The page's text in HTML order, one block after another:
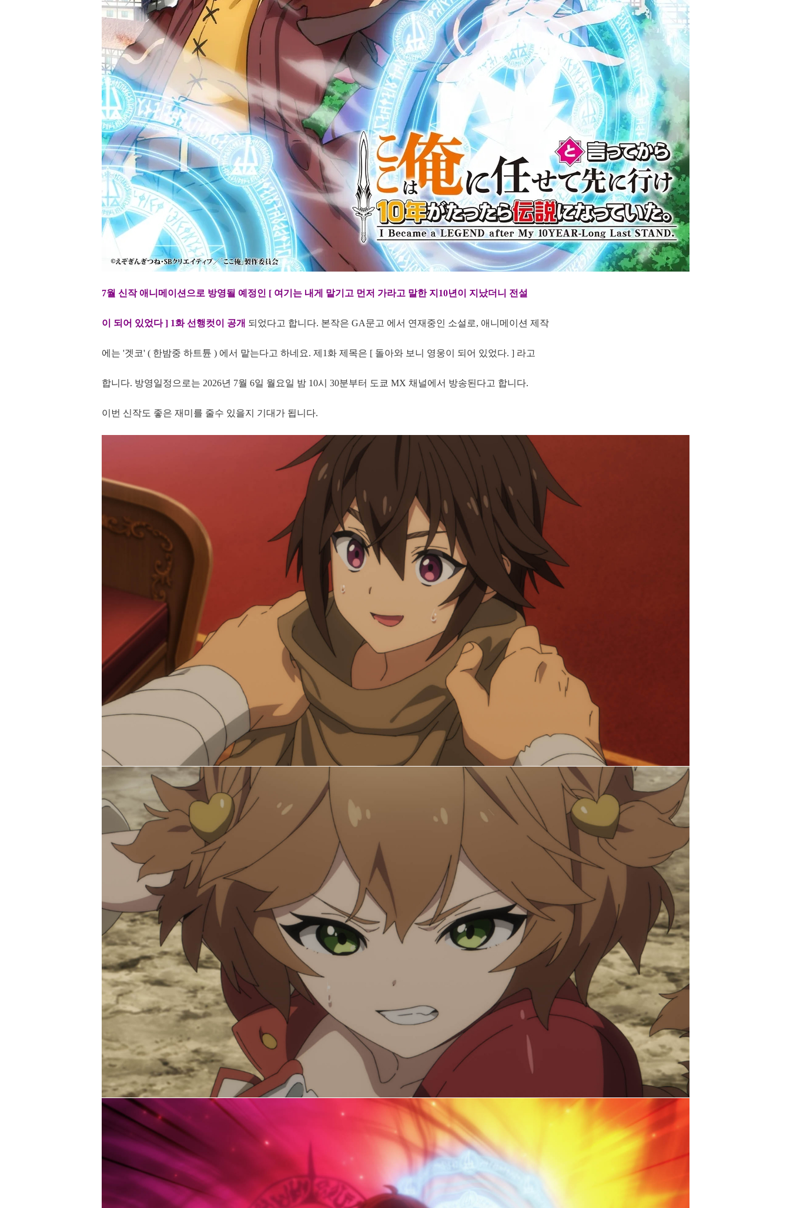
7월 신작 애니메이션으로 방영될 예정인 [ 여기는 내게 맡기고 먼저 가라고 말한 지10년이 지났더니 전설
이 되어 있었다 ] 1화 선행컷이 공개 되었다고 합니다. 본작은 GA문고 에서 연재중인 소설로, 애니메이션 제작
에는 '겟코' ( 한밤중 하트튠 ) 에서 맡는다고 하네요. 제1화 제목은 [ 돌아와 보니 영웅이 되어 있었다. ] 라고
합니다. 방영일정으로는 2026년 7월 6일 월요일 밤 10시 30분부터 도쿄 MX 채널에서 방송된다고 합니다.
이번 신작도 좋은 재미를 줄수 있을지 기대가 됩니다.